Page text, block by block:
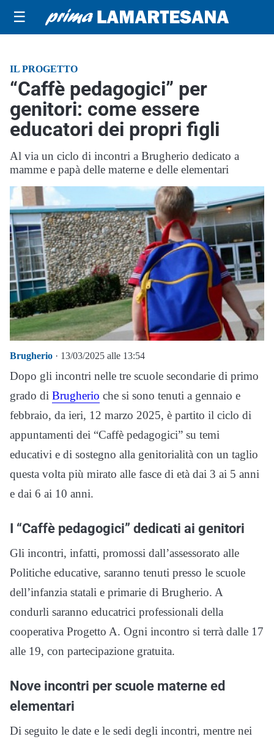
☰
IL PROGETTO
“Caffè pedagogici” per
genitori: come essere
educatori dei propri figli
Al via un ciclo di incontri a Brugherio dedicato a
mamme e papà delle materne e delle elementari
Brugherio · 13/03/2025 alle 13:54
Dopo gli incontri nelle tre scuole secondarie di primo
grado di Brugherio che si sono tenuti a gennaio e
febbraio, da ieri, 12 marzo 2025, è partito il ciclo di
appuntamenti dei “Caffè pedagogici” su temi
educativi e di sostegno alla genitorialità con un taglio
questa volta più mirato alle fasce di età dai 3 ai 5 anni
e dai 6 ai 10 anni.
I “Caffè pedagogici” dedicati ai genitori
Gli incontri, infatti, promossi dall’assessorato alle
Politiche educative, saranno tenuti presso le scuole
dell’infanzia statali e primarie di Brugherio. A
condurli saranno educatrici professionali della
cooperativa Progetto A. Ogni incontro si terrà dalle 17
alle 19, con partecipazione gratuita.
Nove incontri per scuole materne ed
elementari
Di seguito le date e le sedi degli incontri, mentre nei